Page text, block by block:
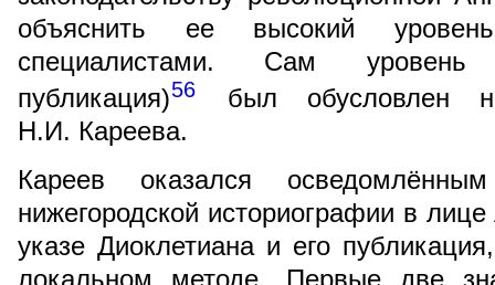
объяснить ее высокий
специалистами. Сам уровень
публикация)56
был обусловлен
Н.И. Кареева.
Кареев оказался
нижегородской историографии в лице
указе Диоклетиана и его
локальном методе. Первые две